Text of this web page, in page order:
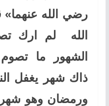
رضي الله
الله لم ارك
الشهور ما
ذاك شهر يغفل
ورمضان وهو شهر